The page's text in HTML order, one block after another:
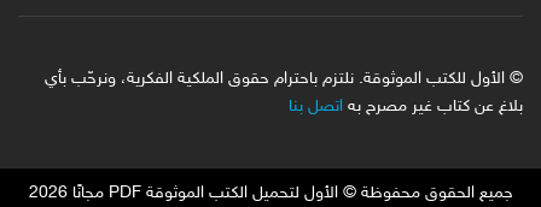
© الأول للكتب الموثوقة. نلتزم باحترام حقوق الملكية الفكرية، ونرحّب بأي
بلاغ عن كتاب غير مصرح به اتصل بنا
جميع الحقوق محفوظة © الأول لتحميل الكتب الموثوقة PDF مجانًا 2026